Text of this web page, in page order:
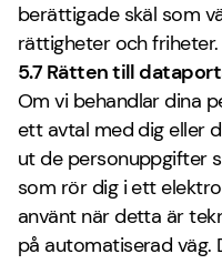
berättigade skäl som
rättigheter och friheter.
5.7 Rätten till
Om vi behandlar dina
ett avtal med dig eller
ut de personuppgifter
som rör dig i ett
använt när detta är
på automatiserad väg.